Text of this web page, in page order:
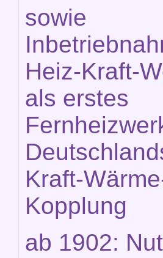
sowie
Heiz-Kraft-
als erstes
Kraft-
Kopplung
ab 1902: